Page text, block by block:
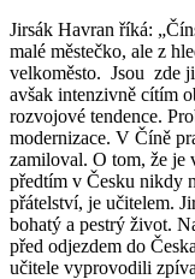
Jirsák Havran říká:
malé městečko, ale z
velkoměsto. Jsou zde
avšak intenzivně cítím
rozvojové tendence.
modernizace. V Číně
zamiloval. O tom, že je
předtím v Česku nikdy
přátelství, je učitelem.
bohatý a pestrý život.
před odjezdem do
učitele vyprovodili